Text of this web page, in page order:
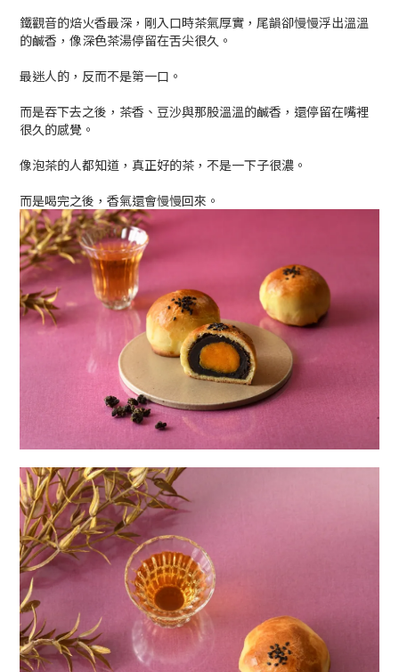
鐵觀音的焙火香最深，剛入口時茶氣厚實，尾韻卻慢慢浮出溫溫
的鹹香，像深色茶湯停留在舌尖很久。
最迷人的，反而不是第一口。
而是吞下去之後，茶香、豆沙與那股溫溫的鹹香，還停留在嘴裡
很久的感覺。
像泡茶的人都知道，真正好的茶，不是一下子很濃。
而是喝完之後，香氣還會慢慢回來。